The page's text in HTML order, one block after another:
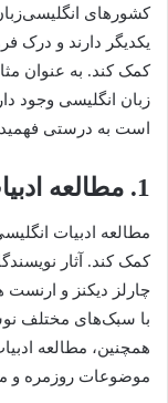
کشورهای
یکدیگر دارند و درک
کمک کند. به عنوان
زبان انگلیسی وجود
است به درستی
1. مطالعه ادبیات انگلیسی
مطالعه ادبیات
کمک کند. آثار
چارلز دیکنز و ارنست
با سبک‌های مختلف
همچنین، مطالعه
موضوعات روزمره و